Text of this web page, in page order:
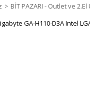
BİT PAZARI - Outlet ve 2.El